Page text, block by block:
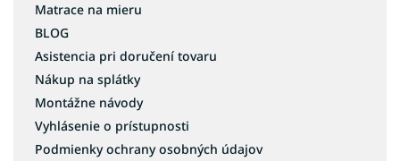
Matrace na mieru
BLOG
Asistencia pri doručení tovaru
Nákup na splátky
Montážne návody
Vyhlásenie o prístupnosti
Podmienky ochrany osobných údajov